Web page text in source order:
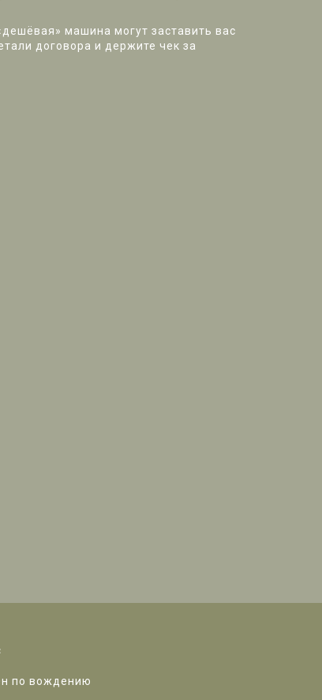
машина могут заставить вас
договора и держите чек за
по вождению